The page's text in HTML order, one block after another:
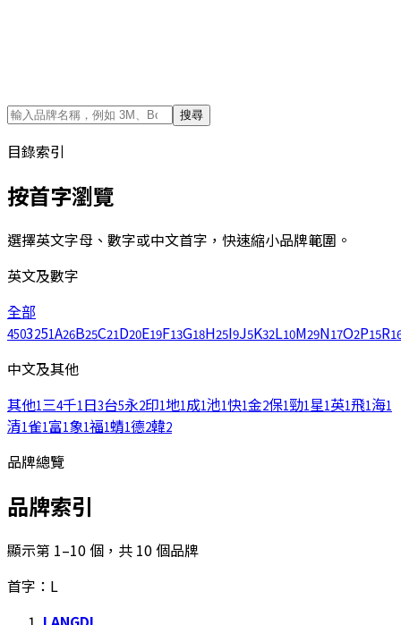
搜尋
目錄索引
按首字瀏覽
選擇英文字母、數字或中文首字，快速縮小品牌範圍。
英文及數字
全部
4503251A26B25C21D20E19F13G18H25I9J5K32L10M29N17O2P15R
中文及其他
其他1三4千1日3台5永2印1地1成1池1快1金2保1勁1星1英1飛1海1
清1雀1富1象1福1蜻1德2韓2
品牌總覽
品牌索引
顯示第 1–10 個，共 10 個品牌
首字：L